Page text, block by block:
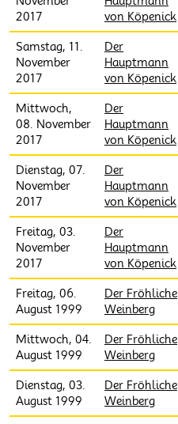
2017
von Köpenick
Samstag, 11.
November
2017
Der
Hauptmann
von Köpenick
Mittwoch,
08. November
2017
Der
Hauptmann
von Köpenick
Dienstag, 07.
November
2017
Der
Hauptmann
von Köpenick
Freitag, 03.
November
2017
Der
Hauptmann
von Köpenick
Freitag, 06.
August 1999
Der Fröhliche
Weinberg
Mittwoch, 04.
August 1999
Der Fröhliche
Weinberg
Dienstag, 03.
August 1999
Der Fröhliche
Weinberg